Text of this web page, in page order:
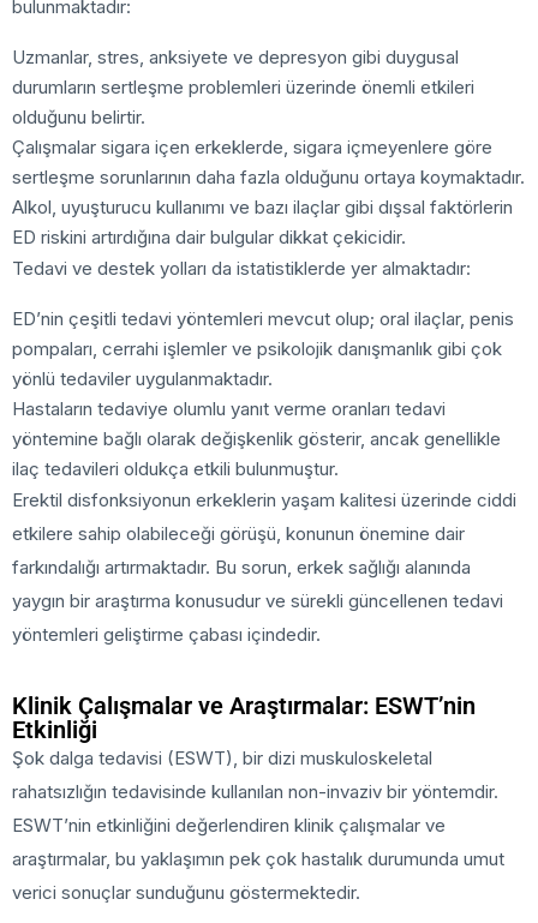
bulunmaktadır:
Uzmanlar, stres, anksiyete ve depresyon gibi duygusal
durumların sertleşme problemleri üzerinde önemli etkileri
olduğunu belirtir.
Çalışmalar sigara içen erkeklerde, sigara içmeyenlere göre
sertleşme sorunlarının daha fazla olduğunu ortaya koymaktadır.
Alkol, uyuşturucu kullanımı ve bazı ilaçlar gibi dışsal faktörlerin
ED riskini artırdığına dair bulgular dikkat çekicidir.
Tedavi ve destek yolları da istatistiklerde yer almaktadır:
ED’nin çeşitli tedavi yöntemleri mevcut olup; oral ilaçlar, penis
pompaları, cerrahi işlemler ve psikolojik danışmanlık gibi çok
yönlü tedaviler uygulanmaktadır.
Hastaların tedaviye olumlu yanıt verme oranları tedavi
yöntemine bağlı olarak değişkenlik gösterir, ancak genellikle
ilaç tedavileri oldukça etkili bulunmuştur.
Erektil disfonksiyonun erkeklerin yaşam kalitesi üzerinde ciddi
etkilere sahip olabileceği görüşü, konunun önemine dair
farkındalığı artırmaktadır. Bu sorun, erkek sağlığı alanında
yaygın bir araştırma konusudur ve sürekli güncellenen tedavi
yöntemleri geliştirme çabası içindedir.
Klinik Çalışmalar ve Araştırmalar: ESWT’nin
Etkinliği
Şok dalga tedavisi (ESWT), bir dizi muskuloskeletal
rahatsızlığın tedavisinde kullanılan non-invaziv bir yöntemdir.
ESWT’nin etkinliğini değerlendiren klinik çalışmalar ve
araştırmalar, bu yaklaşımın pek çok hastalık durumunda umut
verici sonuçlar sunduğunu göstermektedir.